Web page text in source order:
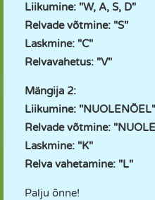
Liikumine: "W, A, S, D"
Relvade võtmine: "S"
Laskmine: "C"
Relvavahetus: "V"
Mängija 2:
Liikumine: "NUOLENÕEL"
Relvade võtmine:
Laskmine: "K"
Relva vahetamine: "L"
Palju õnne!